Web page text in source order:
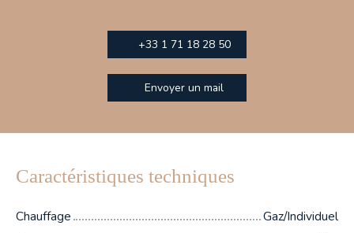
+33 1 71 18 28 50
Envoyer un mail
Caractéristiques techniques
Chauffage
Gaz/Individuel